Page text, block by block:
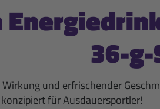
36-
und erfrischender
konzipiert für Ausdauersportler!